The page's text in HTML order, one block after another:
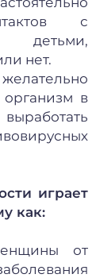
с
детьми,
нет.
в
играет
как:
от